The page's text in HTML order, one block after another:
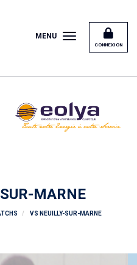
CONNEXION
MENU
MARNE
VS NEUILLY-SUR-MARNE